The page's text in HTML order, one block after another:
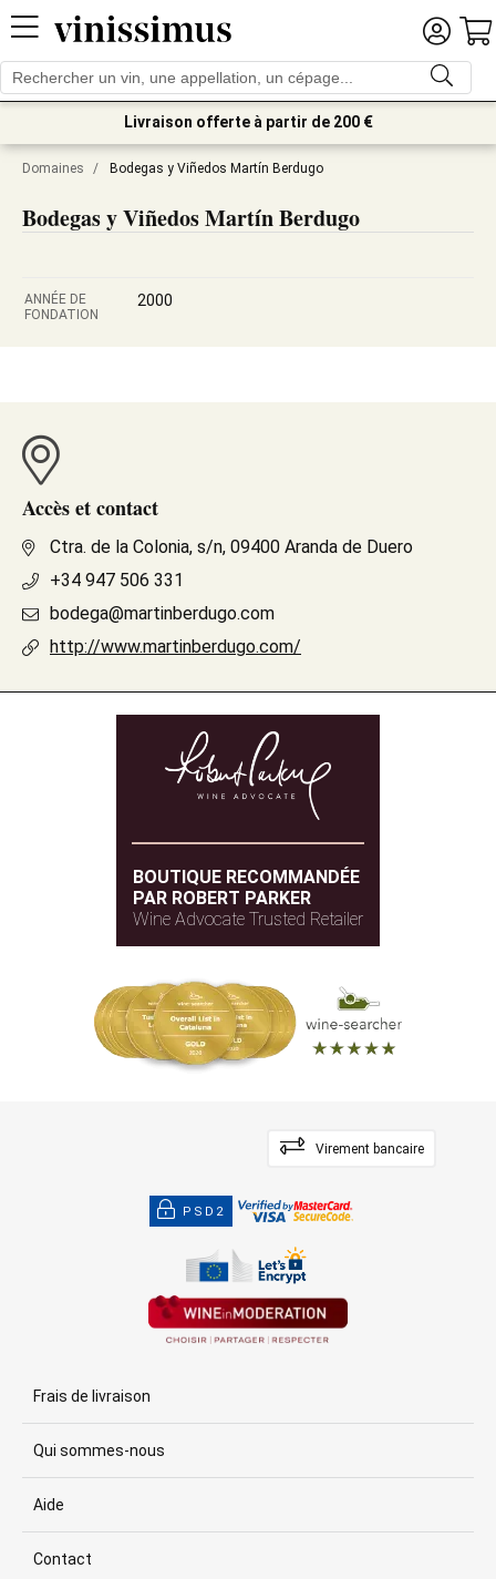
Livraison offerte à partir de 200 €
Domaines / Bodegas y Viñedos Martín Berdugo
Bodegas y Viñedos Martín Berdugo
ANNÉE DE
FONDATION
2000
Accès et contact
Ctra. de la Colonia, s/n, 09400 Aranda de Duero
+34 947 506 331
bodega@martinberdugo.com
http://www.martinberdugo.com/
BOUTIQUE RECOMMANDÉE
PAR ROBERT PARKER
Wine Advocate Trusted Retailer
Virement bancaire
PSD2
Frais de livraison
Qui sommes-nous
Aide
Contact